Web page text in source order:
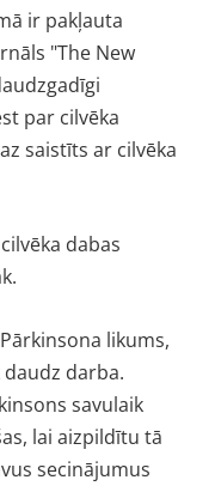
ir pakļauta
"The New
par cilvēka
saistīts ar cilvēka
dabas
likums,
darba.
savulaik
lai aizpildītu tā
secinājumus